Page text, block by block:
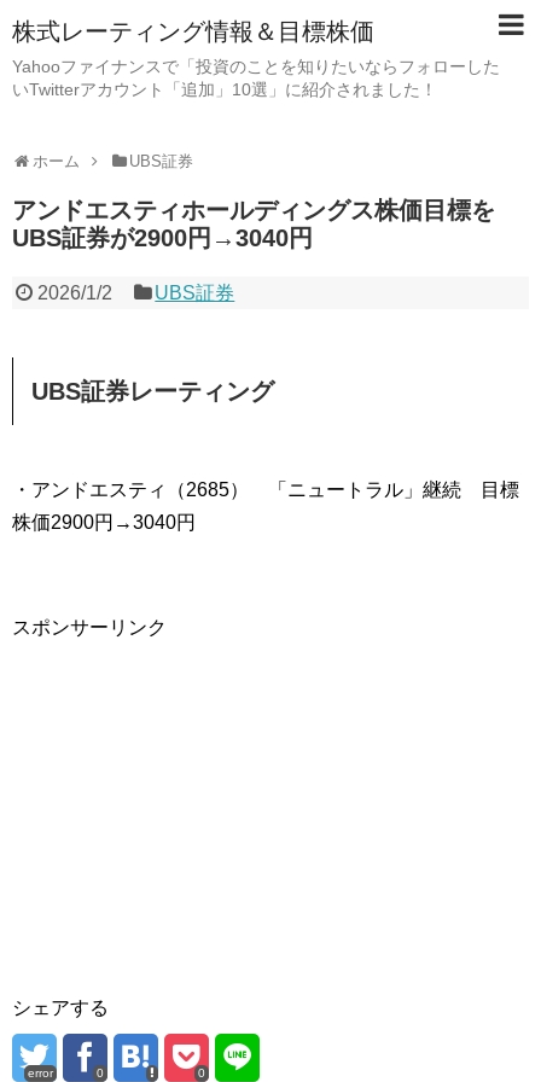
株式レーティング情報＆目標株価
Yahooファイナンスで「投資のことを知りたいならフォローした
いTwitterアカウント「追加」10選」に紹介されました！
ホーム UBS証券
アンドエスティホールディングス株価目標を
UBS証券が2900円→3040円
2026/1/2 UBS証券
UBS証券レーティング
・アンドエスティ（2685） 「ニュートラル」継続 目標
株価2900円→3040円
スポンサーリンク
シェアする
error 0 0